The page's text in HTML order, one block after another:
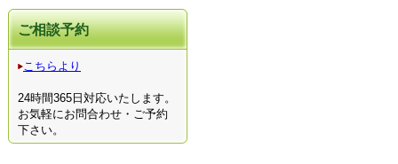
ご相談予約
こちらより
24時間365日対応いたします。
お気軽にお問合わせ・ご予約
下さい。